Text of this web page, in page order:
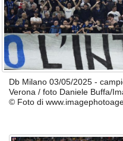
Db Milano 03/05/2025 -
Verona / foto Daniele Buffa/
© Foto di